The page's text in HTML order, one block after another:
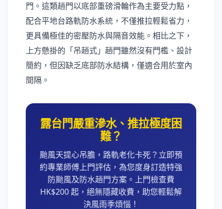
門。這類趟門以底部重磅滑輪作為主要受力點，
配合平地台路軌防水系統，不僅推拉輕鬆省力，
更具備極佳的密壓防水與隔音效能。相比之下，
上方懸掛的「吊趟式」趟門雖然沒有門檻、設計
簡約，但因缺乏底部防水結構，僅適合用於室內
間隔。
露台門嚴重滲水、推拉極度困
難？
颱風天提心吊膽，路軌老化卡死？立即預
約專業師傅上門評估，為您度身訂造特強
防颱風及防水趟門方案。上門檢查費
HK$200 起，絕無隱藏收費，助您輕鬆解
決風雨季煩惱！